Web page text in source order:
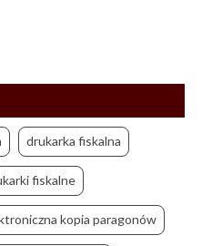
drukarka fiskalna
fiskalne
kopia paragonów